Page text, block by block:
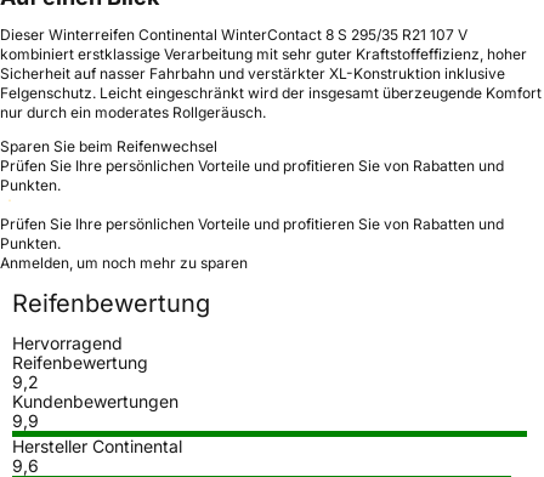
Dieser Winterreifen Continental WinterContact 8 S 295/35 R21 107 V
kombiniert erstklassige Verarbeitung mit sehr guter Kraftstoffeffizienz, hoher
Sicherheit auf nasser Fahrbahn und verstärkter XL-Konstruktion inklusive
Felgenschutz. Leicht eingeschränkt wird der insgesamt überzeugende Komfort
nur durch ein moderates Rollgeräusch.
Sparen Sie beim Reifenwechsel
Prüfen Sie Ihre persönlichen Vorteile und profitieren Sie von Rabatten und
Punkten.
Prüfen Sie Ihre persönlichen Vorteile und profitieren Sie von Rabatten und
Punkten.
Anmelden, um noch mehr zu sparen
Reifenbewertung
Hervorragend
Reifenbewertung
9,2
Kundenbewertungen
9,9
Hersteller Continental
9,6